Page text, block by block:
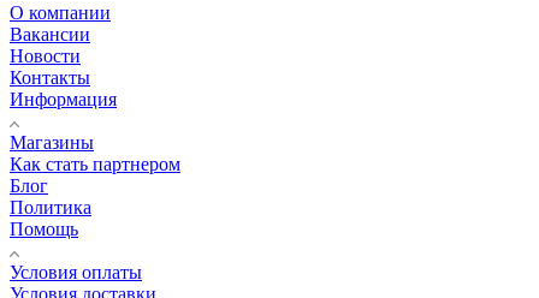
О компании
Вакансии
Новости
Контакты
Информация
Магазины
Как стать партнером
Блог
Политика
Помощь
Условия оплаты
Условия доставки